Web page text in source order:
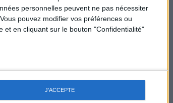
personnelles peuvent ne pas nécessiter
pouvez modifier vos préférences ou
et en cliquant sur le bouton "Confidentialité"
J'ACCEPTE
pour